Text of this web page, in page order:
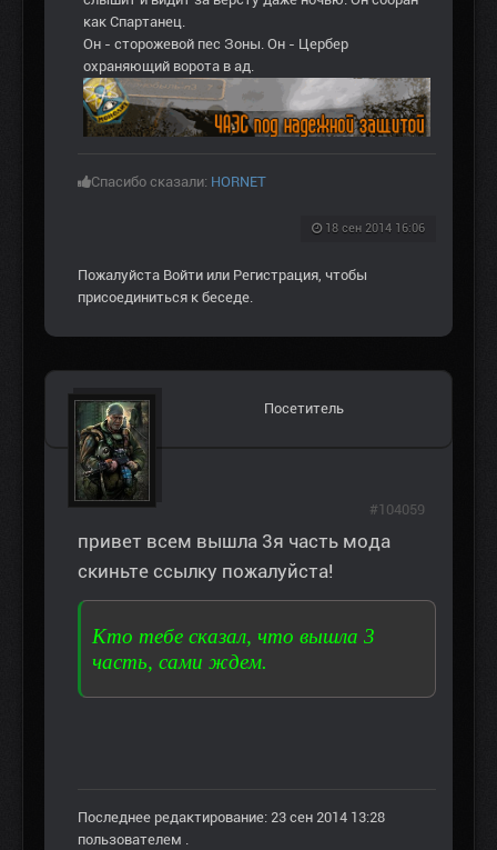
как Спартанец.
Он - сторожевой пес Зоны. Он - Цербер
охраняющий ворота в ад.
Спасибо сказали: HORNET
18 сен 2014 16:06
Пожалуйста Войти или Регистрация, чтобы
присоединиться к беседе.
Посетитель
привет всем вышла 3я часть мода
скиньте ссылку пожалуйста!
Кто тебе сказал, что вышла 3
часть, сами ждем.
Последнее редактирование: 23 сен 2014 13:28
пользователем .
#104059